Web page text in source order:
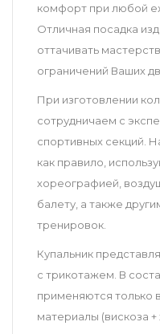
комфорт при любой
Отличная посадка
оттачивать
ограничений Ваших
При изготовлении
сотрудничаем с
спортивных секций.
как правило,
хореографией,
балету, а также
тренировок.
Купальник
с трикотажем. В
применяются только
материалы (вискоза +